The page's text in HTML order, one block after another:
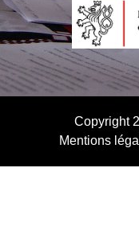
Copyright
Mentions